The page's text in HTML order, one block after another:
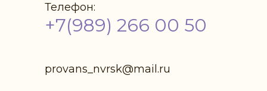
provans_nvrsk@mail.ru
Телефон:
+7(989) 266 00 50